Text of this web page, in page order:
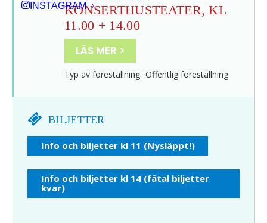
INSTAGRAMKONSERTHUSTEATER, KL
11.00 + 14.00
LÄS MER >
Typ av föreställning: Offentlig föreställning
BILJETTER
Info och biljetter kl 11 (Nysläppt!)
Info och biljetter kl 14 (fåtal biljetter
kvar)